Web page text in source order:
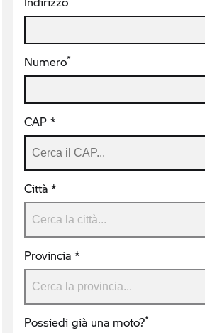
Numero*
CAP *
Città *
Provincia *
Possiedi già una moto?*